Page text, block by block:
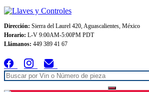
Dirección: Sierra del Laurel 420, Aguascalientes, México
Horario: L-V 9:00AM-5:00PM PDT
Llámanos: 449 389 41 67